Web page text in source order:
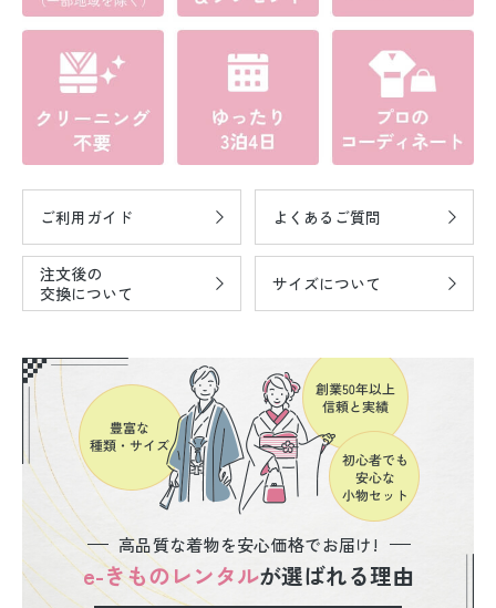
ご利用ガイド よくあるご質問
注文後の
交換について
サイズについて
高品質な着物を安心価格でお届け!
e-きものレンタルが選ばれる理由